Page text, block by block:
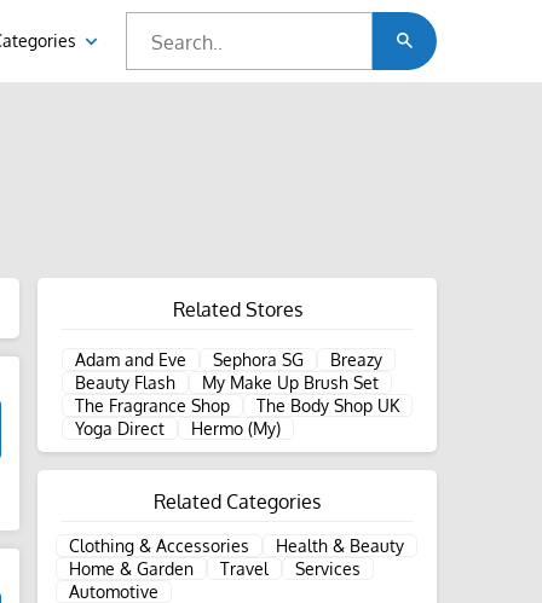
Related Stores
Adam and Eve Sephora SG
Breazy
Beauty Flash
My Make Up Brush Set
The Fragrance Shop
The Body Shop UK
Yoga Direct
Hermo (My)
Related Categories
Clothing & Accessories
Health & Beauty
Home & Garden
Travel
Services
Automotive